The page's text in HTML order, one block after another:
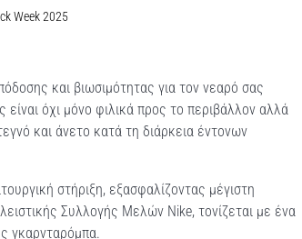
Week 2025
και βιωσιμότητας για τον νεαρό σας
όχι μόνο φιλικά προς το περιβάλλον αλλά
και άνετο κατά τη διάρκεια έντονων
στήριξη, εξασφαλίζοντας μέγιστη
Συλλογής Μελών Nike, τονίζεται με ένα
γκαρνταρόμπα.